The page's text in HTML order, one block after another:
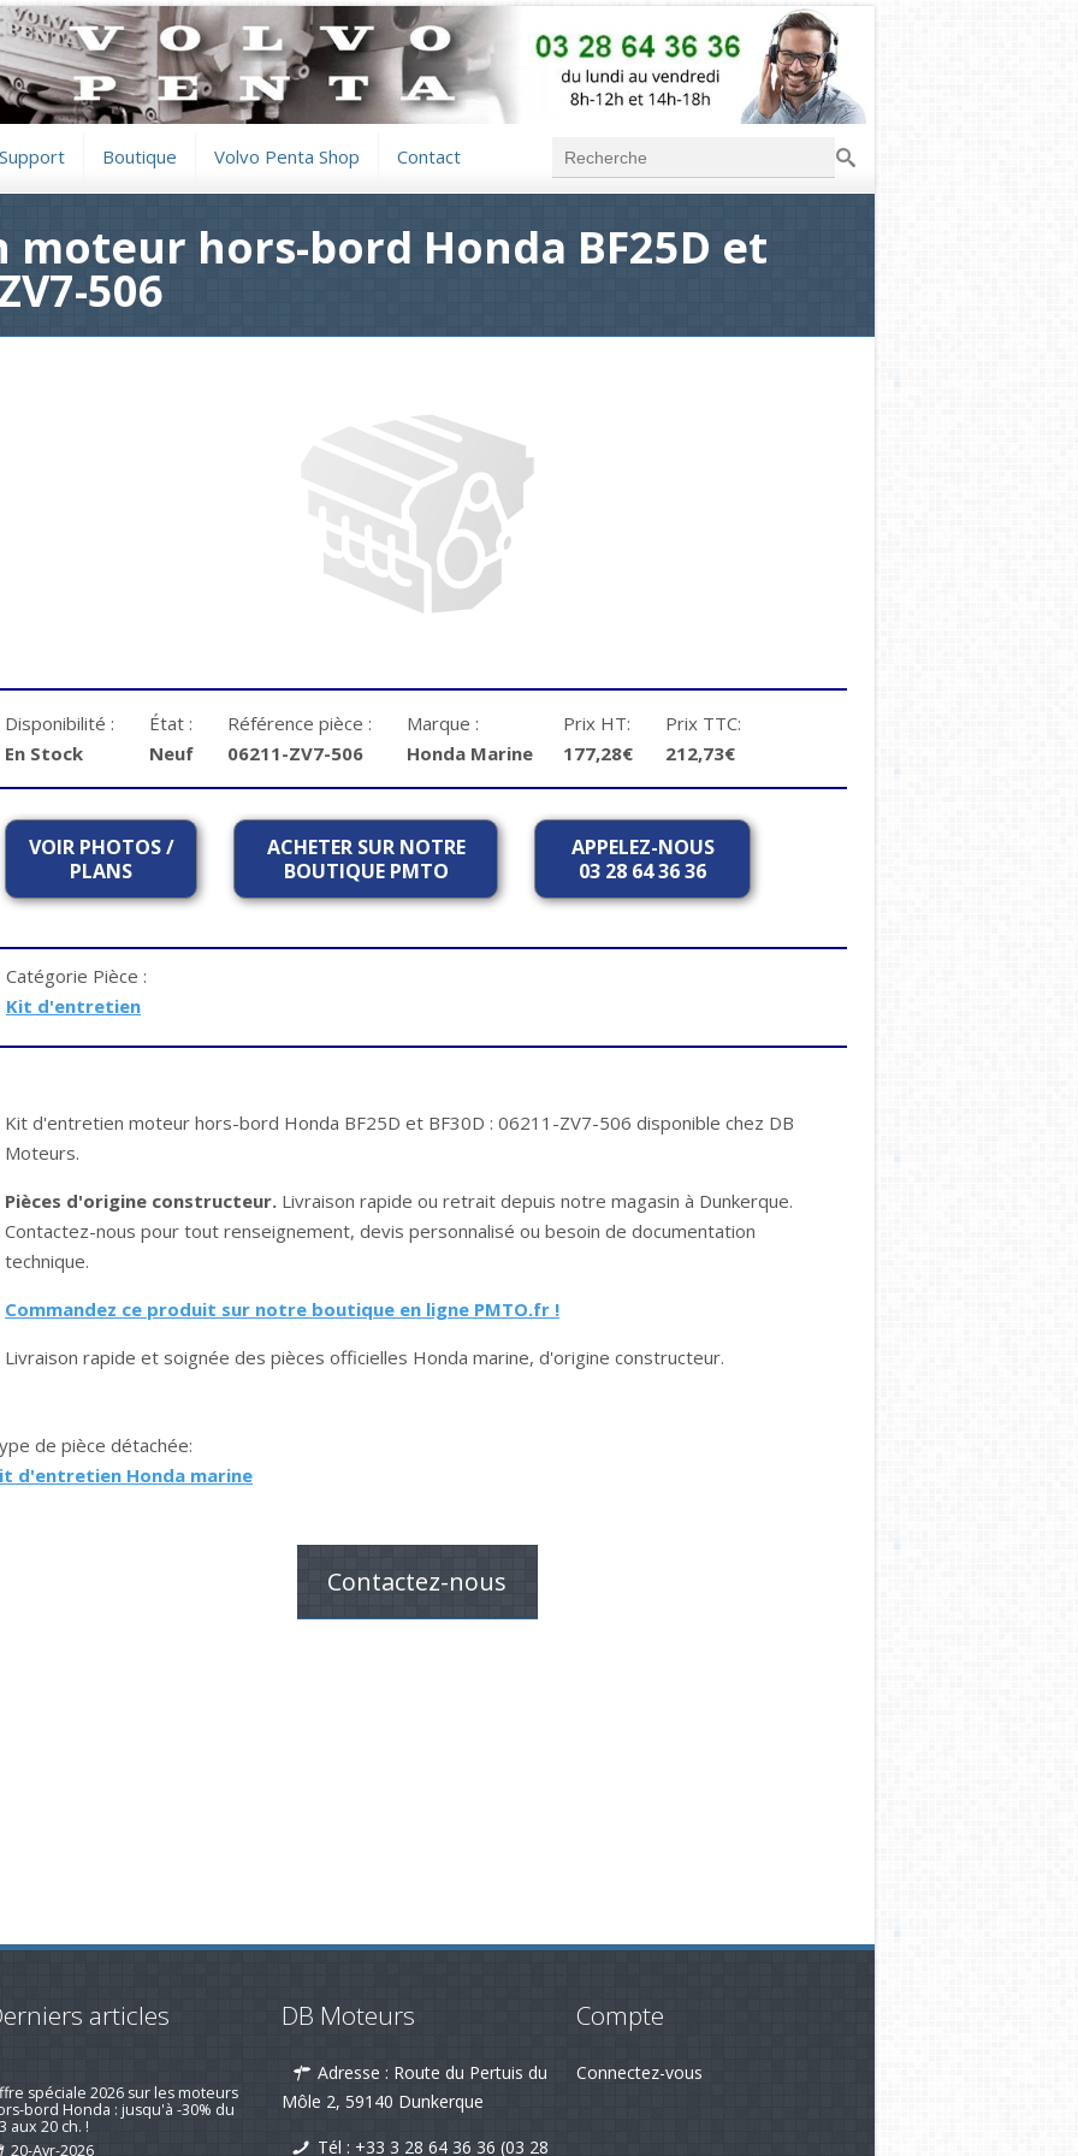
Boutique Volvo Penta Shop Contact
Formulaire de
recherche
Recherche
hors-bord Honda BF25D et
506
Disponibilité :
En Stock
État :
Neuf
Référence pièce :
06211-ZV7-506
Marque :
Honda Marine
Prix HT:
177,28€
Prix TTC:
212,73€
VOIR PHOTOS /
PLANS
ACHETER SUR NOTRE
BOUTIQUE PMTO
APPELEZ-NOUS
03 28 64 36 36
Catégorie Pièce :
Kit d'entretien
Kit d'entretien moteur hors-bord Honda BF25D et BF30D : 06211-ZV7-506 disponible chez DB
Moteurs.
Pièces d'origine constructeur. Livraison rapide ou retrait depuis notre magasin à Dunkerque.
Contactez-nous pour tout renseignement, devis personnalisé ou besoin de documentation
technique.
Commandez ce produit sur notre boutique en ligne PMTO.fr !
Livraison rapide et soignée des pièces officielles Honda marine, d'origine constructeur.
de pièce détachée:
d'entretien Honda marine
Contactez-nous
articles
client qui fait plaisir !
19-nov-2025
DB Moteurs
Adresse : Route du Pertuis du
Môle 2, 59140 Dunkerque
Tél : +33 3 28 64 36 36 (03 28
Compte
Connectez-vous